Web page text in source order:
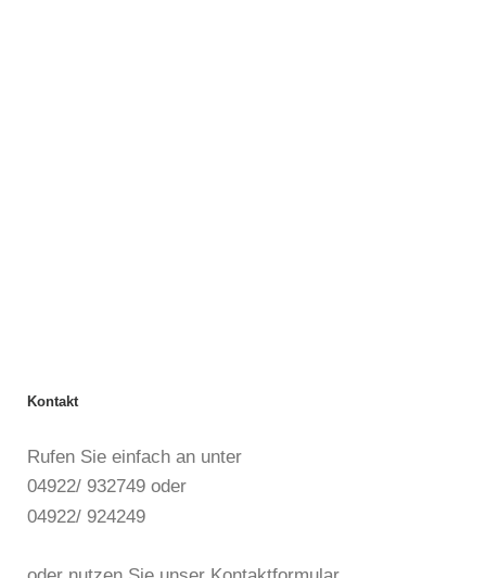
Kontakt
Rufen Sie einfach an unter
04922/ 932749 oder
04922/ 924249